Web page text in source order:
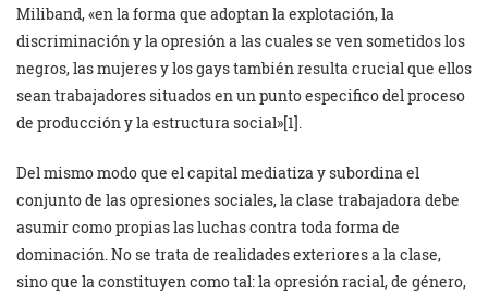
Miliband, «en la forma que adoptan la explotación, la
discriminación y la opresión a las cuales se ven sometidos los
negros, las mujeres y los gays también resulta crucial que ellos
sean trabajadores situados en un punto especifico del proceso
de producción y la estructura social»[1].
Del mismo modo que el capital mediatiza y subordina el
conjunto de las opresiones sociales, la clase trabajadora debe
asumir como propias las luchas contra toda forma de
dominación. No se trata de realidades exteriores a la clase,
sino que la constituyen como tal: la opresión racial, de género,